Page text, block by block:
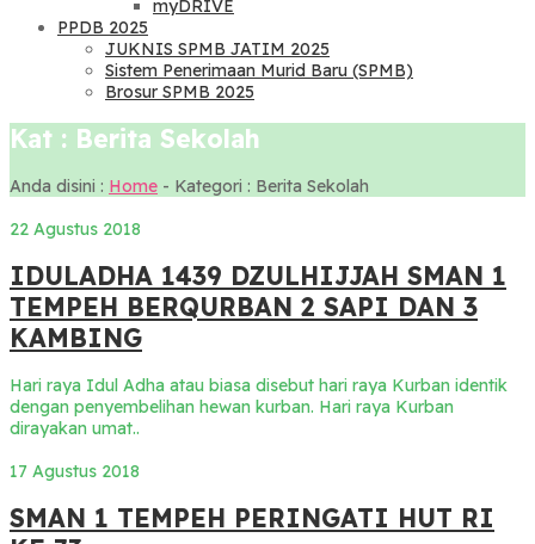
myDRIVE
PPDB 2025
JUKNIS SPMB JATIM 2025
Sistem Penerimaan Murid Baru (SPMB)
Brosur SPMB 2025
Kat : Berita Sekolah
Anda disini : Home - Kategori : Berita Sekolah
22 Agustus 2018
IDULADHA 1439 DZULHIJJAH SMAN 1
TEMPEH BERQURBAN 2 SAPI DAN 3
KAMBING
Hari raya Idul Adha atau biasa disebut hari raya Kurban identik
dengan penyembelihan hewan kurban. Hari raya Kurban
dirayakan umat..
17 Agustus 2018
SMAN 1 TEMPEH PERINGATI HUT RI